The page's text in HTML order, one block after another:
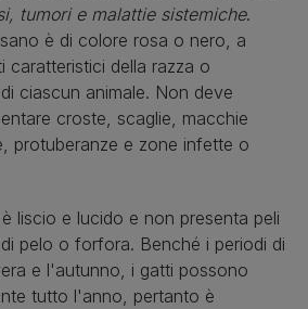
tumori e malattie sistemiche.
è di colore rosa o nero, a
caratteristici della razza o
ciascun animale. Non deve
croste, scaglie, macchie
protuberanze e zone infette o
liscio e lucido e non presenta peli
pelo o forfora. Benché i periodi di
e l'autunno, i gatti possono
tutto l'anno, pertanto è